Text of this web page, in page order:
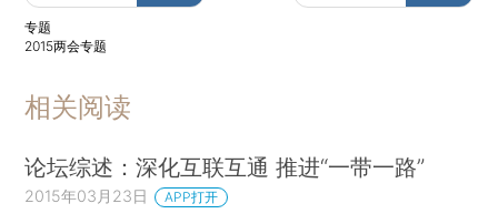
专题
2015两会专题
相关阅读
论坛综述：深化互联互通 推进“一带一路”
2015年03月23日 APP打开